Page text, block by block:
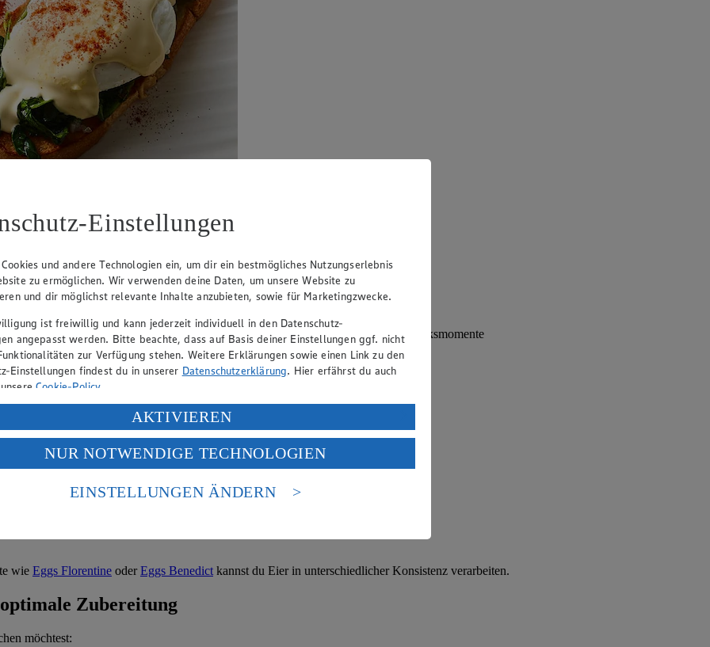
geröstetem Brioche – der vegetarische Brunch-Klassiker für besondere Frühstücksmomente
zimmerwarmen Eiern der Größe M gelten folgende Richtwerte:
wie Eggs Florentine oderEggs Benedict kannst du Eier in unterschiedlicher Konsistenz verarbeiten.
Zubereitung
möchtest:
Einstellungen
und andere Technologien ein, um dir ein bestmögliches Nutzungserlebnis
zu ermöglichen. Wir verwenden deine Daten, um unsere Website zu
und dir möglichst relevante Inhalte anzubieten, sowie für Marketingzwecke.
ist freiwillig und kann jederzeit individuell in den Datenschutz-
angepasst werden. Bitte beachte, dass auf Basis deiner Einstellungen ggf. nicht
zur Verfügung stehen. Weitere Erklärungen sowie einen Link zu den
Einstellungen findest du in unserer Datenschutzerklärung. Hier erfährst du auch
Cookie-Policy.
deiner personenbezogenen Daten in den USA durch Facebook und YouTube:
„Aktivieren“ klickst, willigst du im Sinne des Art. 49 Abs. 1 Satz 1 lit. a) DSGVO
Daten in den USA verarbeitet werden. Der EuGH sieht die USA als Land mit
europäischen Standards nicht angemessenen Datenschutzniveau an. Es besteht das
Zugriffs durch US-amerikanische Behörden.
AKTIVIEREN
NUR NOTWENDIGE TECHNOLOGIEN
EINSTELLUNGEN ÄNDERN